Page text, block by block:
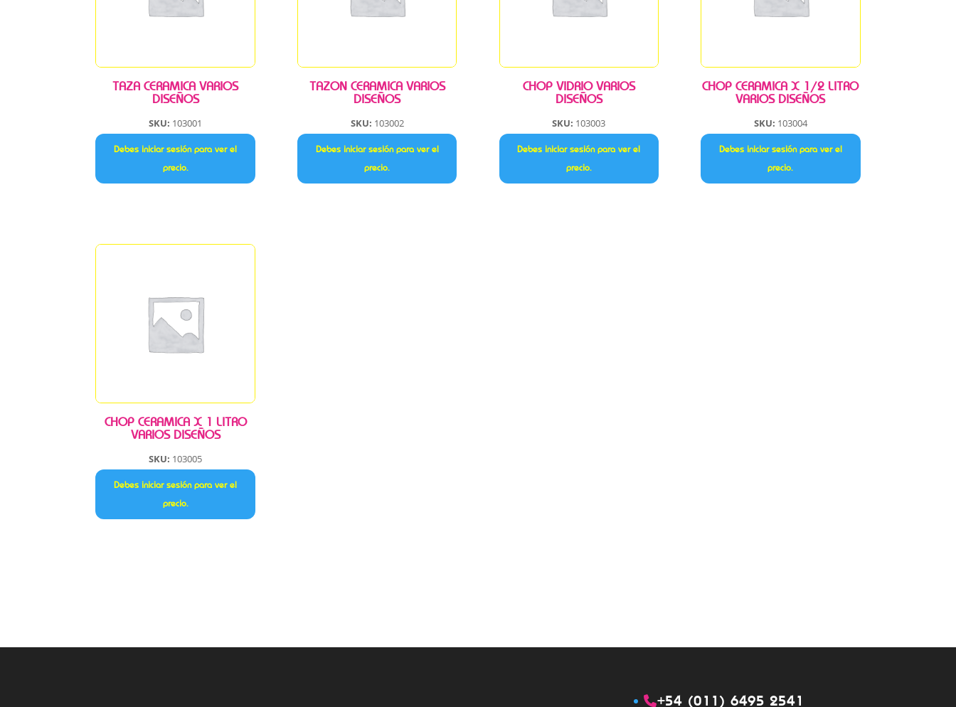
TAZA CERAMICA VARIOS
DISEÑOS
SKU: 103001
Debes iniciar sesión para ver el
precio.
TAZON CERAMICA VARIOS
DISEÑOS
SKU: 103002
Debes iniciar sesión para ver el
precio.
CHOP VIDRIO VARIOS
DISEÑOS
SKU: 103003
Debes iniciar sesión para ver el
precio.
CHOP CERAMICA X 1/2 LITRO
VARIOS DISEÑOS
SKU: 103004
Debes iniciar sesión para ver el
precio.
CHOP CERAMICA X 1 LITRO
VARIOS DISEÑOS
SKU: 103005
Debes iniciar sesión para ver el
precio.
+54 (011) 6495 2541